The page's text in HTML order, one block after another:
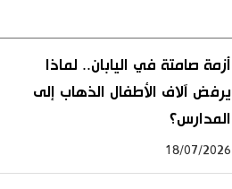
أزمة صامتة في اليابان.. لماذا
يرفض آلاف الأطفال الذهاب إلى
المدارس؟
18/07/2026